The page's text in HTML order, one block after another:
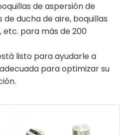
de aspersión de
de ducha de aire, boquillas
etc. para más de 200
listo para ayudarle a
para optimizar su